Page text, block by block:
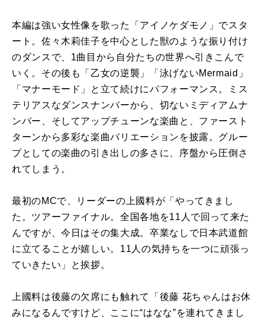
本編は強い女性像を歌った「アイノケダモノ」でスタ
ート。佐々木莉佳子を中心とした獣のような振り付け
のダンスで、1曲目から自分たちの世界へ引きこんで
いく。その後も「乙女の逆襲」「泳げないMermaid」
「マナーモード」と立て続けにパフォーマンス。ミス
テリアスなダンスナンバーから、切ないミディアムナ
ンバー、そしてアップチューンな楽曲と、ファースト
ターンから多彩な楽曲バリエーションを披露。グルー
プとしての楽曲の引き出しの多さに、序盤から圧倒さ
れてしまう。
最初のMCで、リーダーの上國料が「やってきまし
た。ツアーファイナル。全国各地を11人で回って来た
んですが、今日はその集大成。卒業なしで日本武道館
に立てることが嬉しい。11人の気持ちを一つに頑張っ
ていきたい」と挨拶。
上國料は後藤の欠席にも触れて「後藤 花ちゃんはお休
みになるんですけど、ここに“はなな”を連れてきまし